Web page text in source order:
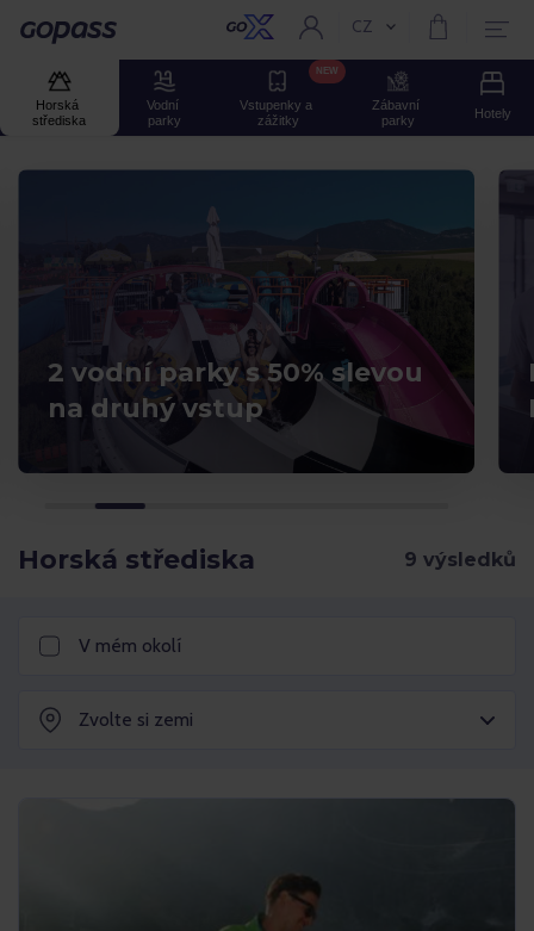
GOPASS Aktuální jazyk:
CZ
Horská
střediska
Vodní
parky
Vstupenky a
zážitky
NEW
Zábavní
parky
Hotely
2 vodní parky s 50% slevou
na druhý vstup
Horská střediska
V mém okolí
Zvolte si zemi